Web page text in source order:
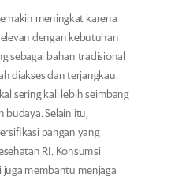
meningkat karena
dengan kebutuhan
sebagai bahan tradisional
diakses dan terjangkau.
sering kali lebih seimbang
budaya. Selain itu,
pangan yang
RI. Konsumsi
juga membantu menjaga